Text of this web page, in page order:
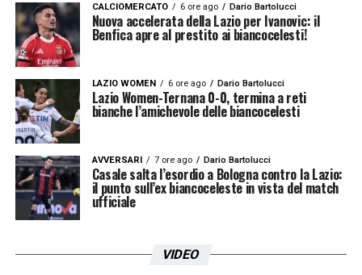
CALCIOMERCATO 6 ore ago Dario Bartolucci
Nuova accelerata della Lazio per Ivanovic: il
Benfica apre al prestito ai biancocelesti!
LAZIO WOMEN 6 ore ago Dario Bartolucci
Lazio Women-Ternana 0-0, termina a reti
bianche l’amichevole delle biancocelesti
AVVERSARI 7 ore ago Dario Bartolucci
Casale salta l’esordio a Bologna contro la Lazio:
il punto sull’ex biancoceleste in vista del match
ufficiale
VIDEO